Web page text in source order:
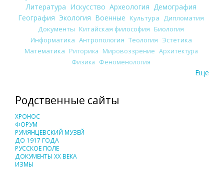
Литература Искусство Археология Демография
География Экология Военные Культура
Дипломатия
Документы Китайская философия Биология
Информатика Антропология Теология Эстетика
Математика Риторика Мировоззрение Архитектура
Физика Феноменология
Еще
Родственные сайты
ХРОНОС
ФОРУМ
РУМЯНЦЕВСКИЙ МУЗЕЙ
ДО 1917 ГОДА
РУССКОЕ ПОЛЕ
ДОКУМЕНТЫ XX ВЕКА
ИЗМЫ